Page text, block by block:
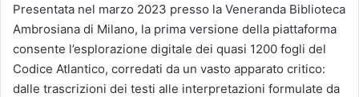
Presentata nel marzo 2023 presso la Veneranda Biblioteca
Ambrosiana di Milano, la prima versione della piattaforma
consente l’esplorazione digitale dei quasi 1200 fogli del
Codice Atlantico, corredati da un vasto apparato critico:
dalle trascrizioni dei testi alle interpretazioni formulate da